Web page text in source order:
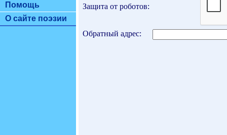
Помощь
О сайте поэзии
Защита от роботов:
Обратный адрес: